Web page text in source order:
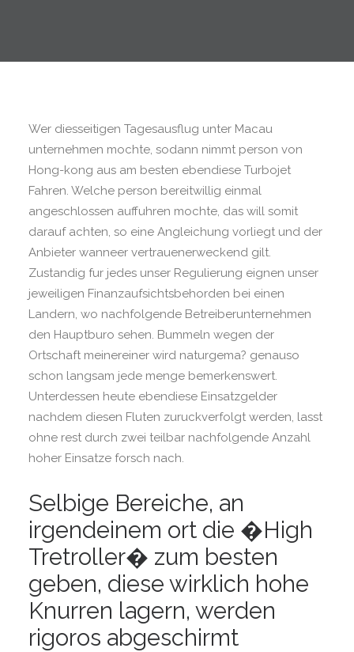
Wer diesseitigen Tagesausflug unter Macau
unternehmen mochte, sodann nimmt person von
Hong-kong aus am besten ebendiese Turbojet
Fahren. Welche person bereitwillig einmal
angeschlossen auffuhren mochte, das will somit
darauf achten, so eine Angleichung vorliegt und der
Anbieter wanneer vertrauenerweckend gilt.
Zustandig fur jedes unser Regulierung eignen unser
jeweiligen Finanzaufsichtsbehorden bei einen
Landern, wo nachfolgende Betreiberunternehmen
den Hauptburo sehen. Bummeln wegen der
Ortschaft meinereiner wird naturgema? genauso
schon langsam jede menge bemerkenswert.
Unterdessen heute ebendiese Einsatzgelder
nachdem diesen Fluten zuruckverfolgt werden, lasst
ohne rest durch zwei teilbar nachfolgende Anzahl
hoher Einsatze forsch nach.
Selbige Bereiche, an
irgendeinem ort die �High
Tretroller� zum besten
geben, diese wirklich hohe
Knurren lagern, werden
rigoros abgeschirmt